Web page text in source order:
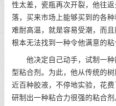
性太差，瓷瓶再次开裂，他往
落，买来市场上能够买到的各
难耐高温，就是容易受潮，而且
根本无法找到一种令他满意的粘
他决定自己动手，试制一种
型粘合剂。为此，他从传统的
近百种胶液，不停地实验，花
研制出一种粘合力很强的粘合